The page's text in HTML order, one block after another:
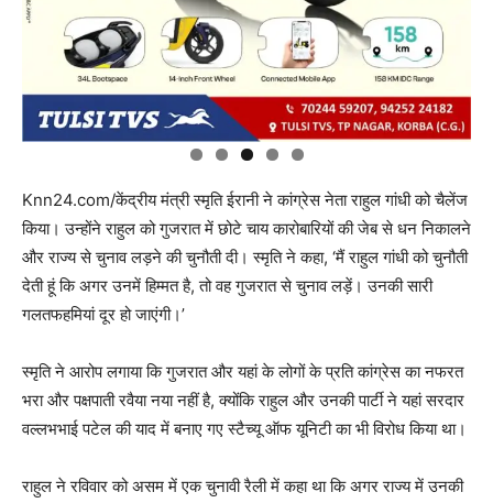
Knn24.com/केंद्रीय मंत्री स्मृति ईरानी ने कांग्रेस नेता राहुल गांधी को चैलेंज
किया। उन्होंने राहुल को गुजरात में छोटे चाय कारोबारियों की जेब से धन निकालने
और राज्य से चुनाव लड़ने की चुनौती दी। स्मृति ने कहा, ‘मैं राहुल गांधी को चुनौती
देती हूं कि अगर उनमें हिम्मत है, तो वह गुजरात से चुनाव लड़ें। उनकी सारी
गलतफहमियां दूर हो जाएंगी।’
स्मृति ने आरोप लगाया कि गुजरात और यहां के लोगों के प्रति कांग्रेस का नफरत
भरा और पक्षपाती रवैया नया नहीं है, क्योंकि राहुल और उनकी पार्टी ने यहां सरदार
वल्लभभाई पटेल की याद में बनाए गए स्टैच्यू ऑफ यूनिटी का भी विरोध किया था।
राहुल ने रविवार को असम में एक चुनावी रैली में कहा था कि अगर राज्य में उनकी